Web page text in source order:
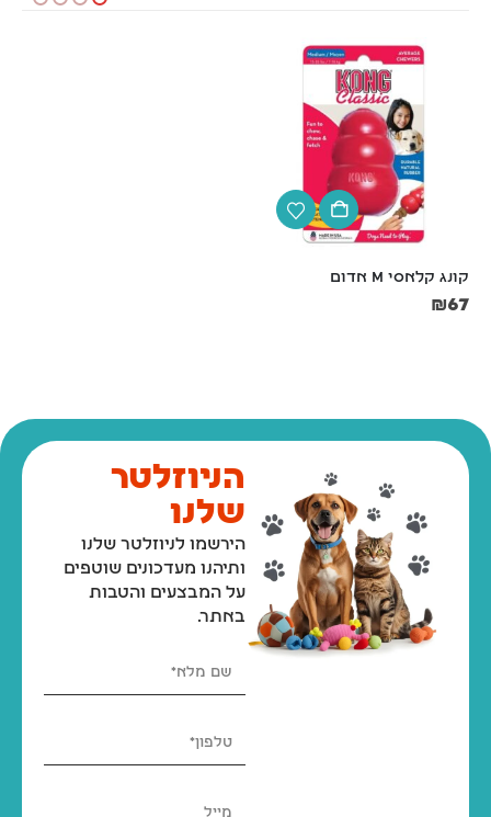
קונג קלאסי M אדום
₪67
הניוזלטר
שלנו
הירשמו לניוזלטר שלנו
ותיהנו מעדכונים שוטפים
על המבצעים והטבות
באתר.